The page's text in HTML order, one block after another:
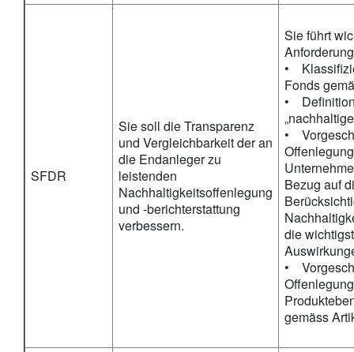
SFDR
Sie soll die Transparenz
und Vergleichbarkeit der an
die Endanleger zu
leistenden
Nachhaltigkeitsoffenlegung
und -berichterstattung
verbessern.
Sie führt
•
Fonds
•
•
Bezug auf
die
•
gemäss